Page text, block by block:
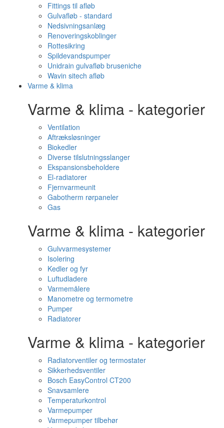
Fittings til afløb
Gulvafløb - standard
Nedsivningsanlæg
Renoveringskoblinger
Rottesikring
Spildevandspumper
Unidrain gulvafløb bruseniche
Wavin sitech afløb
Varme & klima
Varme & klima - kategorier
Ventilation
Aftræksløsninger
Biokedler
Diverse tilslutningsslanger
Ekspansionsbeholdere
El-radiatorer
Fjernvarmeunit
Gabotherm rørpaneler
Gas
Varme & klima - kategorier
Gulvvarmesystemer
Isolering
Kedler og fyr
Luftudladere
Varmemålere
Manometre og termometre
Pumper
Radiatorer
Varme & klima - kategorier
Radiatorventiler og termostater
Sikkerhedsventiler
Bosch EasyControl CT200
Snavsamlere
Temperaturkontrol
Varmepumper
Varmepumper tilbehør